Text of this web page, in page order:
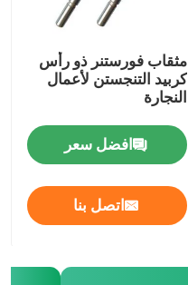
مثقاب فورستنر ذو رأس
كربيد التنجستن لأعمال
النجارة
افضل سعر
اتصل بنا